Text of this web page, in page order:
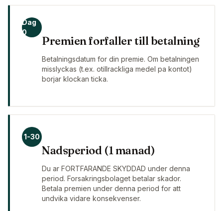
Dag
0
Premien forfaller till betalning
Betalningsdatum for din premie. Om betalningen
misslyckas (t.ex. otillrackliga medel pa kontot)
borjar klockan ticka.
1-30
Nadsperiod (1 manad)
Du ar FORTFARANDE SKYDDAD under denna
period. Forsakringsbolaget betalar skador.
Betala premien under denna period for att
undvika vidare konsekvenser.